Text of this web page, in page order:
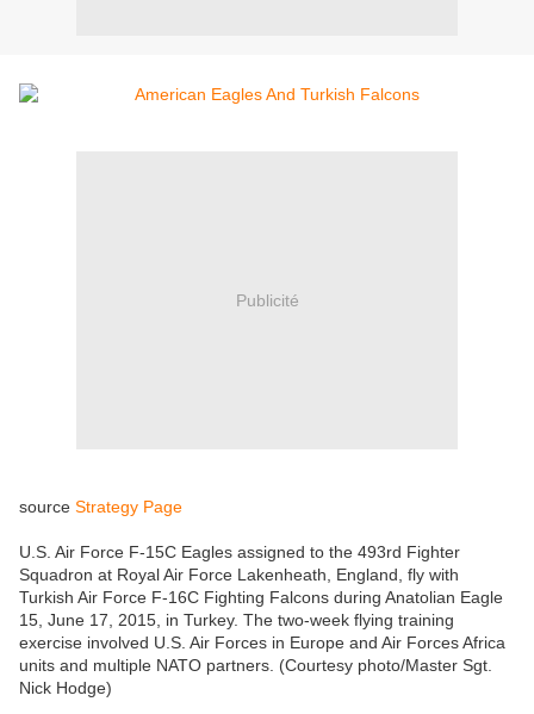
Publicité
source Strategy Page
U.S. Air Force F-15C Eagles assigned to the 493rd Fighter
Squadron at Royal Air Force Lakenheath, England, fly with
Turkish Air Force F-16C Fighting Falcons during Anatolian Eagle
15, June 17, 2015, in Turkey. The two-week flying training
exercise involved U.S. Air Forces in Europe and Air Forces Africa
units and multiple NATO partners. (Courtesy photo/Master Sgt.
Nick Hodge)